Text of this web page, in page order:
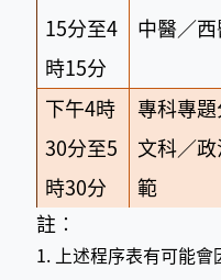
15分至4
時15分
中醫／西
下午4時
30分至5
時30分
專科專題
文科／政
範
註︰
1. 上述程序表有可能會